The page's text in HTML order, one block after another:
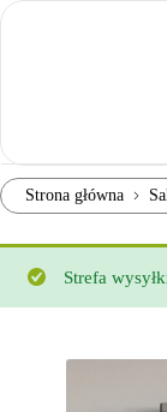
Strona główna
Strefa